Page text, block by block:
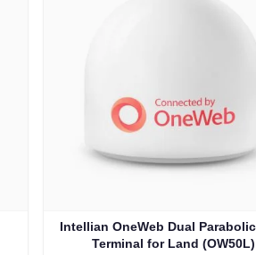
Intellian OneWeb Dual
Terminal for Land (OW50L)